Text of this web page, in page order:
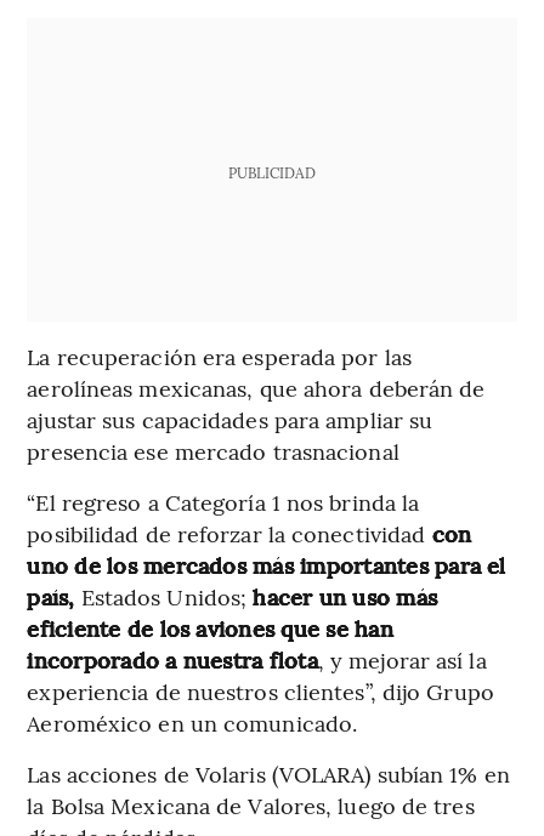
PUBLICIDAD
La recuperación era esperada por las
aerolíneas mexicanas, que ahora deberán de
ajustar sus capacidades para ampliar su
presencia ese mercado trasnacional
“El regreso a Categoría 1 nos brinda la
posibilidad de reforzar la conectividad con
uno de los mercados más importantes para el
país, Estados Unidos;hacer un uso más
eficiente de los aviones que se han
incorporado a nuestra flota, y mejorar así la
experiencia de nuestros clientes”, dijo Grupo
Aeroméxico en un comunicado.
Las acciones de Volaris (VOLARA) subían 1% en
la Bolsa Mexicana de Valores, luego de tres